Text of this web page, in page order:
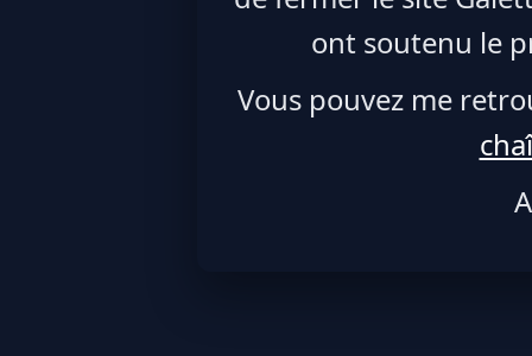
ont soutenu le
Vous pouvez me